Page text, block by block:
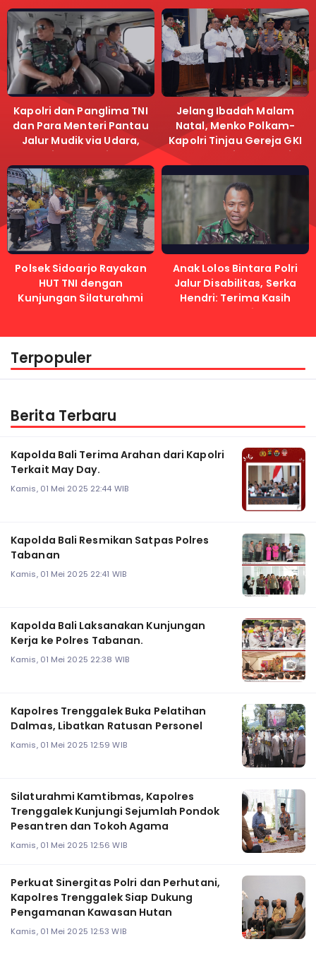
Kapolri dan Panglima TNI
dan Para Menteri Pantau
Jalur Mudik via Udara,
Pastikan Lalu Lintas
Lancar
Jelang Ibadah Malam
Natal, Menko Polkam-
Kapolri Tinjau Gereja GKI
Samanhudi dan Gereja
Polsek Sidoarjo Rayakan
HUT TNI dengan
Kunjungan Silaturahmi
Anak Lolos Bintara Polri
Jalur Disabilitas, Serka
Hendri: Terima Kasih
Kapolri
Terpopuler
Berita Terbaru
Kapolda Bali Terima Arahan dari Kapolri
Terkait May Day.
Kamis, 01 Mei 2025 22:44 WIB
Kapolda Bali Resmikan Satpas Polres
Tabanan
Kamis, 01 Mei 2025 22:41 WIB
Kapolda Bali Laksanakan Kunjungan
Kerja ke Polres Tabanan.
Kamis, 01 Mei 2025 22:38 WIB
Kapolres Trenggalek Buka Pelatihan
Dalmas, Libatkan Ratusan Personel
Kamis, 01 Mei 2025 12:59 WIB
Silaturahmi Kamtibmas, Kapolres
Trenggalek Kunjungi Sejumlah Pondok
Pesantren dan Tokoh Agama
Kamis, 01 Mei 2025 12:56 WIB
Perkuat Sinergitas Polri dan Perhutani,
Kapolres Trenggalek Siap Dukung
Pengamanan Kawasan Hutan
Kamis, 01 Mei 2025 12:53 WIB